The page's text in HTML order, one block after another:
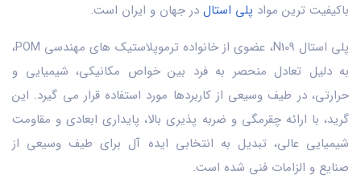
باکیفیت ترین مواد پلی استال در جهان و ایران است.
پلی استال N109، عضوی از خانواده ترموپلاستیک‌ های مهندسی POM،
به دلیل تعادل منحصر به فرد بین خواص مکانیکی، شیمیایی و
حرارتی، در طیف وسیعی از کاربردها مورد استفاده قرار می‌ گیرد. این
گرید، با ارائه چقرمگی و ضربه پذیری بالا، پایداری ابعادی و مقاومت
شیمیایی عالی، تبدیل به انتخابی ایده‌ آل برای طیف وسیعی از
صنایع و الزامات فنی شده است.